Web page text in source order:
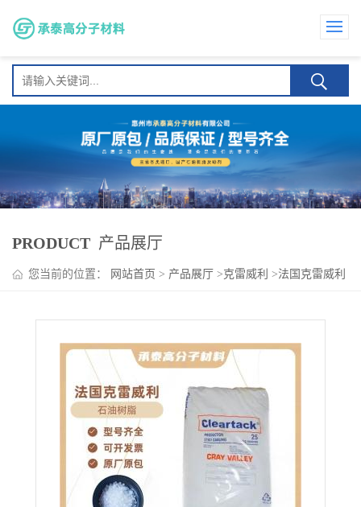
PRODUCT 产品展厅
您当前的位置： 网站首页 > 产品展厅 >克雷威利 >法国克雷威利